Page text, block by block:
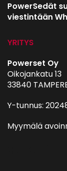
PowerSedät
viestintään
YRITYS
Powerset Oy
Oikojankatu 13
33840
Y-tunnus:
Myymälä